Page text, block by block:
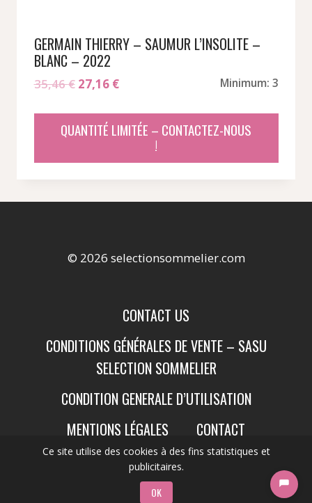
Ce site utilise des cookies à des fins statistiques et
publicitaires.
OK
GERMAIN THIERRY – SAUMUR L’INSOLITE –
BLANC – 2022
35,46€ Le
initial
était :
27,16 €Le
actuel
est :
Minimum: 3
QUANTITÉ LIMITÉE – CONTACTEZ-NOUS
!
© 2026 selectionsommelier.com
CONTACT US
CONDITIONS GÉNÉRALES DE VENTE – SASU
SELECTION SOMMELIER
CONDITION GENERALE D’UTILISATION
MENTIONS LÉGALES
CONTACT